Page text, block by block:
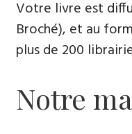
Votre livre est
Broché), et au
plus de 200
Notre